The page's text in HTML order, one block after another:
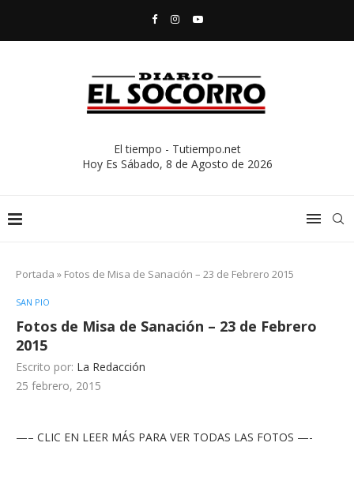
El tiempo - Tutiempo.net
Hoy Es Sábado, 8 de Agosto de 2026
Portada » Fotos de Misa de Sanación – 23 de Febrero 2015
SAN PIO
Fotos de Misa de Sanación – 23 de Febrero
2015
Escrito por: La Redacción
25 febrero, 2015
—– CLIC EN LEER MÁS PARA VER TODAS LAS FOTOS —-